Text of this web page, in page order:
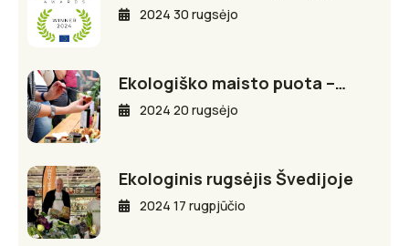
2024 30 rugsėjo
Ekologiško maisto puota –…
2024 20 rugsėjo
Ekologinis rugsėjis Švedijoje
2024 17 rugpjūčio